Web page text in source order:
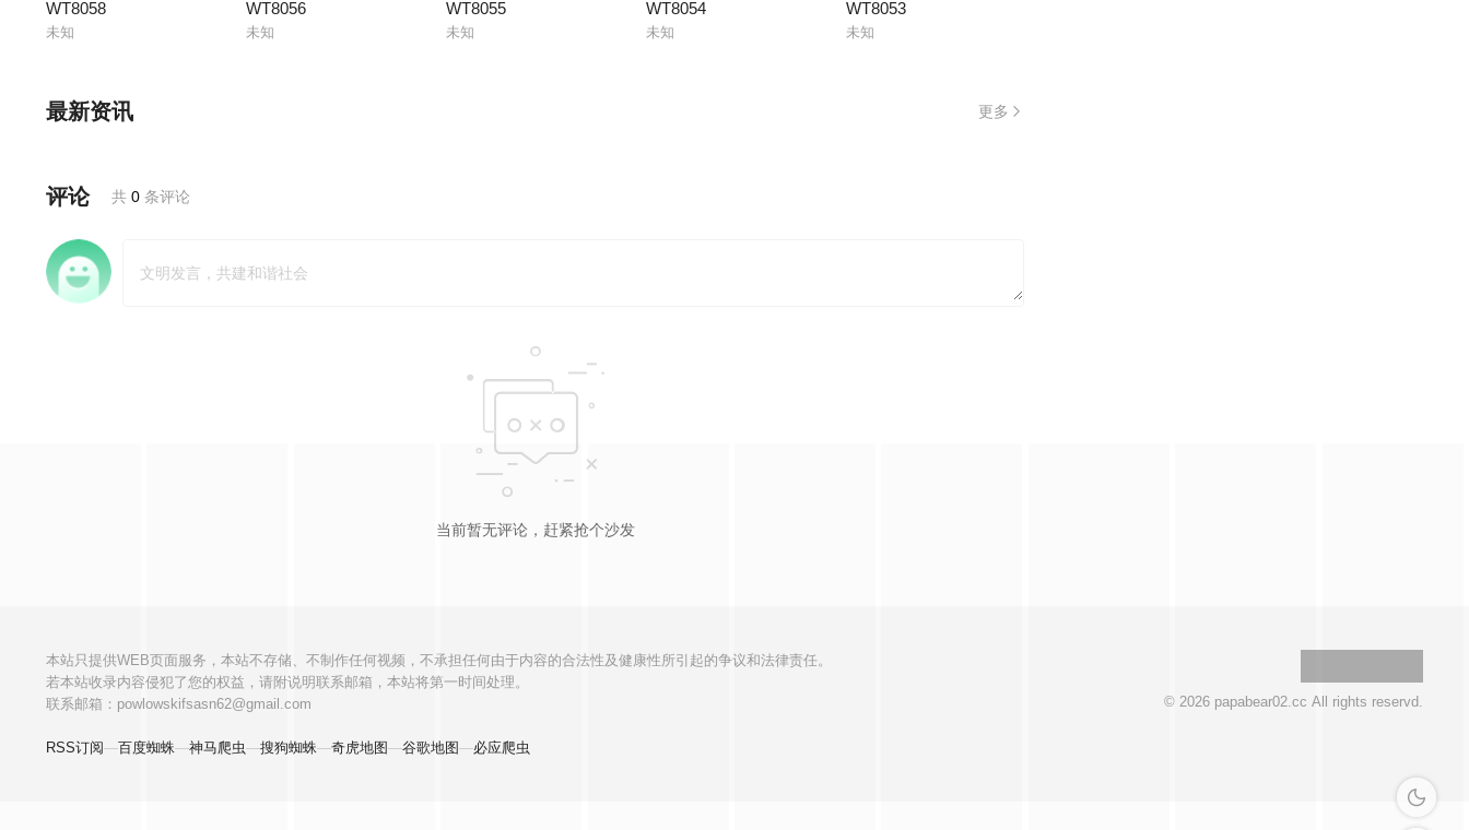
WT8058
未知
WT8056
未知
WT8055
未知
WT8054
未知
WT8053
未知
最新资讯 更多
评论 共 0 条评论
当前暂无评论，赶紧抢个沙发
深色模式
本站只提供WEB页面服务，本站不存储、不制作任何视频，不承担任何由于内容的合法性及健康性所引起的争议和法律责任。
若本站收录内容侵犯了您的权益，请附说明联系邮箱，本站将第一时间处理。
联系邮箱：powlowskifsasn62@gmail.com
RSS订阅—百度蜘蛛—神马爬虫—搜狗蜘蛛—奇虎地图—谷歌地图—必应爬虫
© 2026 papabear02.cc All rights reservd.